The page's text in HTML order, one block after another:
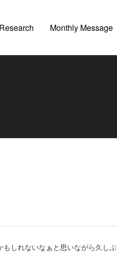
Research Monthly Message
しれないなぁと思いながら久しぶ